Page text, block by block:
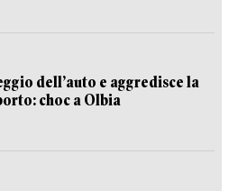
dell’auto e aggredisce la
choc a Olbia